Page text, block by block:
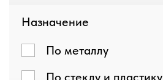
Назначение
По металлу
По стеклу и пластику